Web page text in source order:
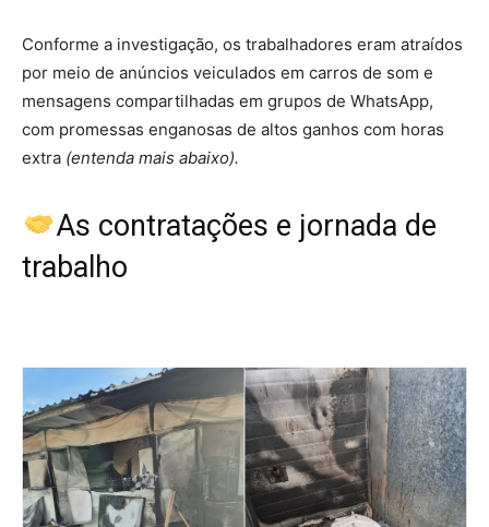
Conforme a investigação, os trabalhadores eram atraídos
por meio de anúncios veiculados em carros de som e
mensagens compartilhadas em grupos de WhatsApp,
com promessas enganosas de altos ganhos com horas
extra (entenda mais abaixo).
As contratações e jornada de
trabalho